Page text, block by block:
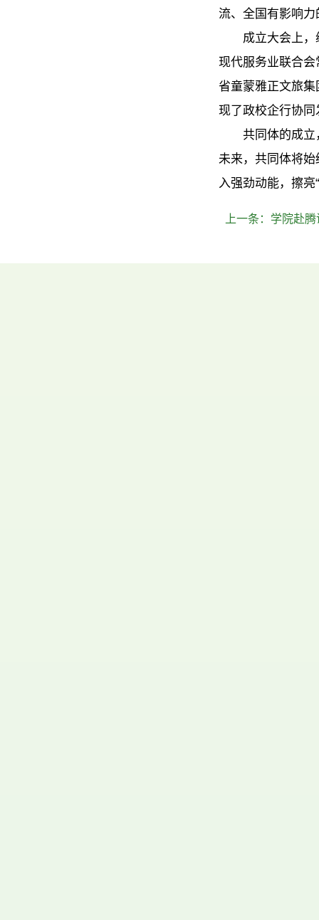
流、全国有影响
成立大会上
现代服务业联合
省童蒙雅正文旅
现了政校企行协
共同体的成
未来，共同体将
入强劲动能，擦亮
上一条： 学院赴